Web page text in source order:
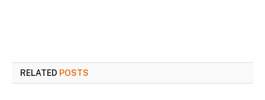
RELATED POSTS